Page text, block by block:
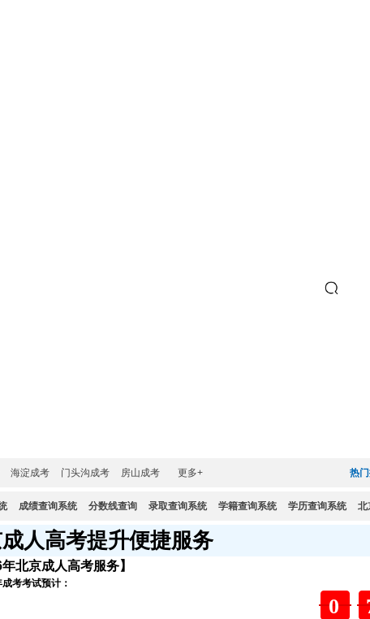
海淀成考 门头沟成考 房山成考 更多+ 热
成绩查询系统 分数线查询 录取查询系统 学籍查询系统 学历查询系统 北
人高考提升便捷服务
年北京成人高考服务】
考考试预计：